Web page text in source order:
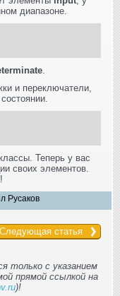
диапазоне.
и переключатели,
состоянии.
Теперь у вас
своих элементов.
Русаков
Следующая статья
только с указанием
прямой ссылкой на
)!